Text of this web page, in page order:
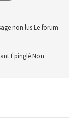
non lusLe forum
ÉpingléNon